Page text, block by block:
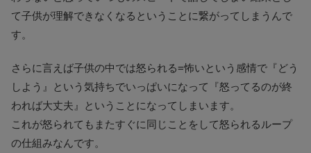
て子供が理解できなくなるということに繋がってしまうんで
す。
さらに言えば子供の中では怒られる=怖いという感情で『どう
しよう』という気持ちでいっぱいになって『怒ってるのが終
われば大丈夫』ということになってしまいます。
これが怒られてもまたすぐに同じことをして怒られるループ
の仕組みなんです。